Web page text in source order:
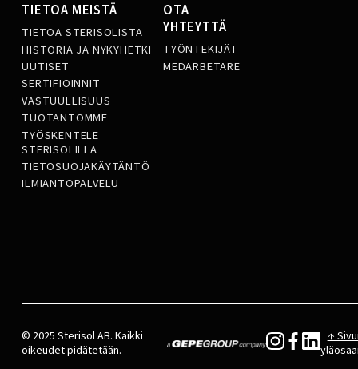
TIETOA MEISTÄ
TIETOA STERISOLISTA
HISTORIA JA NYKYHETKI
UUTISET
SERTIFIOINNIT
VASTUULLISUUS
TUOTANTOMME
TYÖSKENTELE
STERISOLILLA
TIETOSUOJAKÄYTÄNTÖ
ILMIANTOPALVELU
OTA
YHTEYTTÄ
TYÖNTEKIJÄT
MEDARBETARE
© 2025 Sterisol AB. Kaikki
oikeudet pidätetään.
↑